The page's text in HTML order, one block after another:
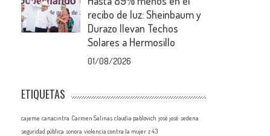
recibo de luz: Sheinbaum y
Durazo llevan Techos
Solares a Hermosillo
01/08/2026
ETIQUETAS
cajeme canacintra Carmen Salinas claudia pablovich josé josé sedena
seguridad pública sonora violencia contra la mujer z 43